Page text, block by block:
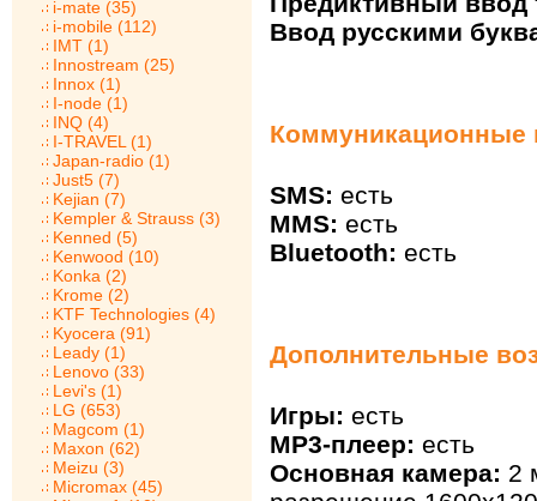
i-mate (35)
i-mobile (112)
IMT (1)
Innostream (25)
Innox (1)
I-node (1)
INQ (4)
I-TRAVEL (1)
Japan-radio (1)
Just5 (7)
Kejian (7)
Kempler & Strauss (3)
Kenned (5)
Kenwood (10)
Konka (2)
Krome (2)
KTF Technologies (4)
Kyocera (91)
Leady (1)
Lenovo (33)
Levi's (1)
LG (653)
Magcom (1)
Maxon (62)
Meizu (3)
Micromax (45)
Ввод русскими
Коммуникационные
SMS: есть
MMS: есть
Bluetooth: есть
Дополнительные
Игры: есть
MP3-плеер: есть
Основная камера: 2